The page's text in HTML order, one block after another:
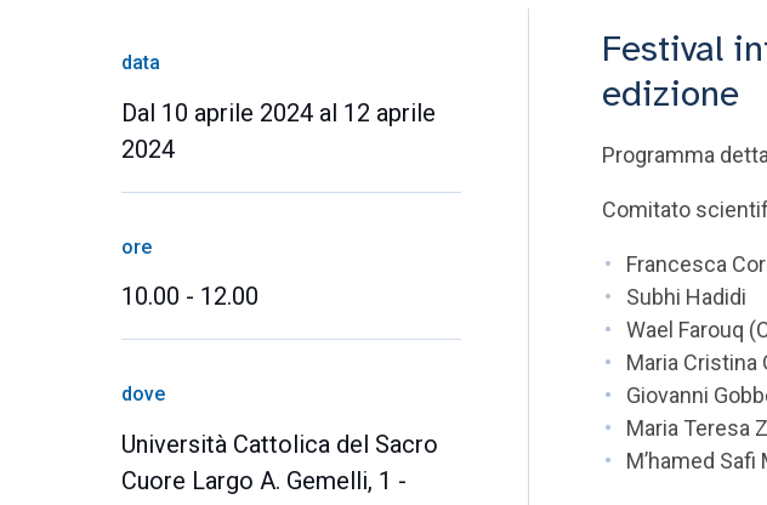
data
Dal 10 aprile 2024 al 12 aprile
2024
ore
10.00 - 12.00
dove
Università Cattolica del Sacro
Cuore Largo A. Gemelli, 1 -
Festival
edizione
Programma
Comitato
Francesca
Subhi Hadidi
Wael Farouq
Maria Cristina
Giovanni
Maria Teresa
M’hamed